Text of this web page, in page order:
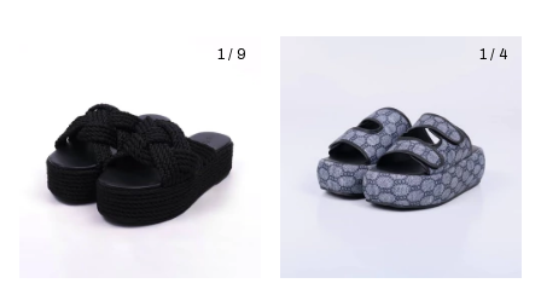
1 / 9 1 / 4